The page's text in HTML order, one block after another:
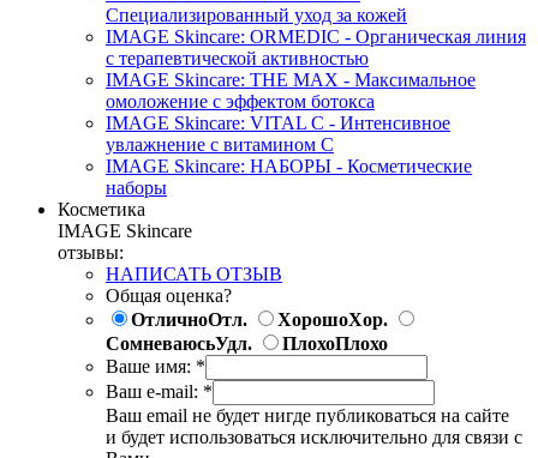
Специализированный уход за кожей
IMAGE Skincare: ORMEDIC - Органическая линия
с терапевтической активностью
IMAGE Skincare: THE MAX - Максимальное
омоложение с эффектом ботокса
IMAGE Skincare: VITAL C - Интенсивное
увлажнение с витамином С
IMAGE Skincare: НАБОРЫ - Косметические
наборы
Косметика
IMAGE Skincare
отзывы:
НАПИСАТЬ ОТЗЫВ
Общая оценка?
ОтличноОтл. ХорошоХор.
СомневаюсьУдл. ПлохоПлохо
Ваше имя: *
Ваш e-mail: *
Ваш email не будет нигде публиковаться на сайте
и будет использоваться исключительно для связи с